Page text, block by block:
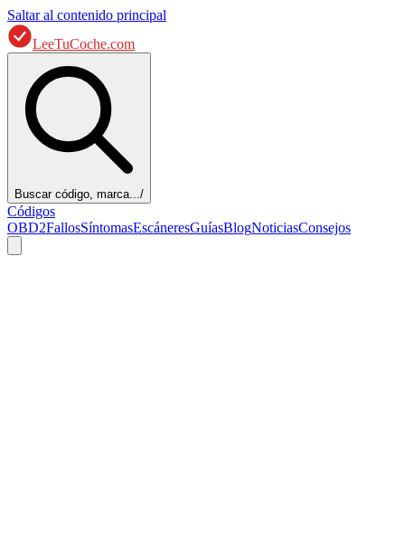
Saltar al contenido principal
LeeTuCoche.com
Buscar código, marca.../
Códigos
OBD2FallosSíntomasEscáneresGuíasBlogNoticiasConsejos